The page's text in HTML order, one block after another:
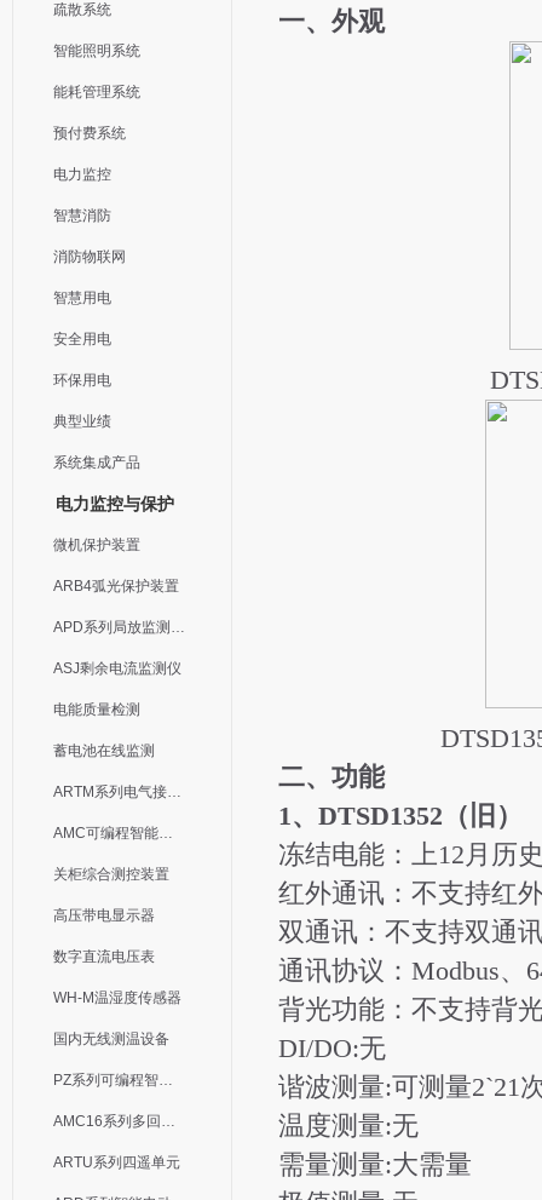
疏散系统
智能照明系统
能耗管理系统
预付费系统
电力监控
智慧消防
消防物联网
智慧用电
安全用电
环保用电
典型业绩
系统集成产品
电力监控与保护
微机保护装置
ARB4弧光保护装置
APD系列局放监测装置
ASJ剩余电流监测仪
电能质量检测
蓄电池在线监测
ARTM系列电气接点测温装置
AMC可编程智能电测表
关柜综合测控装置
高压带电显示器
数字直流电压表
WH-M温湿度传感器
国内无线测温设备
PZ系列可编程智能表
AMC16系列多回路监控装置
ARTU系列四遥单元
一、外观
二、功能
1、DTSD1352（旧）
冻结电能：上12月历
红外通讯：不支持红
双通讯：不支持双通
通讯协议：Modbus、
背光功能：不支持背
DI/DO:无
谐波测量:可测量2`21
温度测量:无
需量测量:大需量